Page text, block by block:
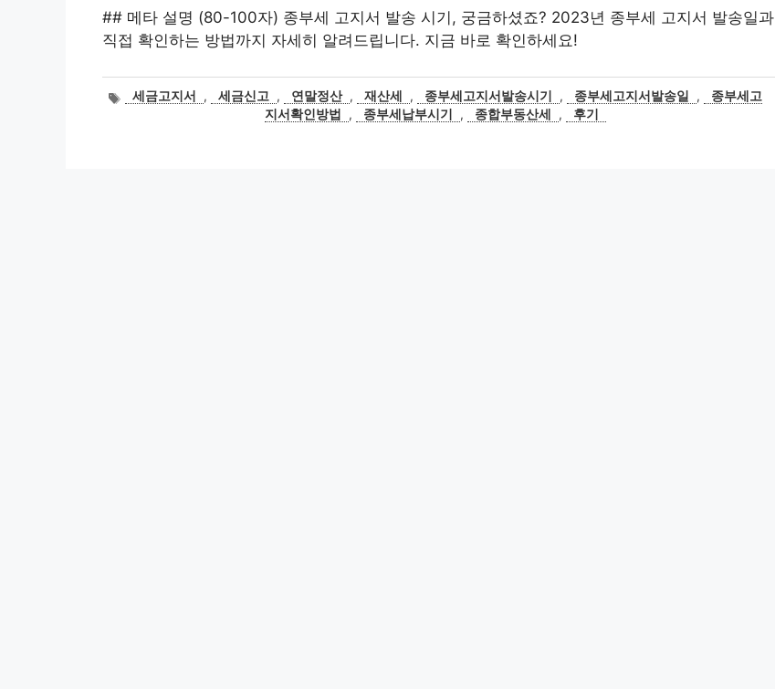
## 메타 설명 (80-100자) 종부세 고지서 발송 시기, 궁금하셨죠? 2023년 종부세 고지서 발송일과
직접 확인하는 방법까지 자세히 알려드립니다. 지금 바로 확인하세요!
태세금고지서 , 세금신고 , 연말정산 , 재산세 , 종부세고지서발송시기 , 종부세고지서발송일 ,
종부세고
지서확인방법
, 종부세납부시기 , 종합부동산세 , 후기